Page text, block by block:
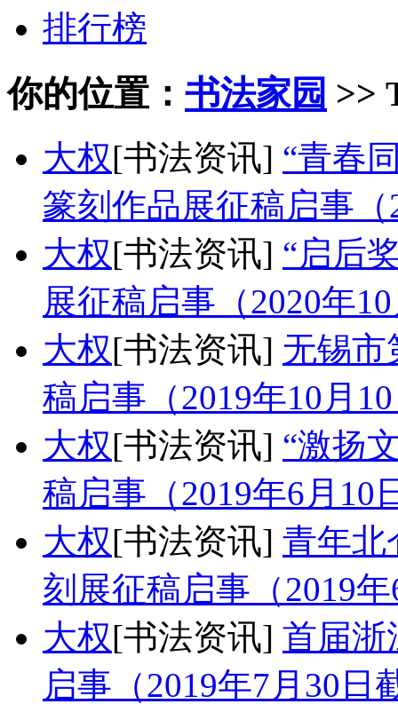
排行榜
你的位置： 书法家园 >>
大权[书法资讯] “青春
篆刻作品展征稿启事
大权[书法资讯] “启后
展征稿启事（2020年
大权[书法资讯] 无锡市
稿启事（2019年10月
大权[书法资讯] “激扬
稿启事（2019年6月10
大权[书法资讯] 青年
刻展征稿启事（2019
大权[书法资讯] 首届浙
启事（2019年7月30日